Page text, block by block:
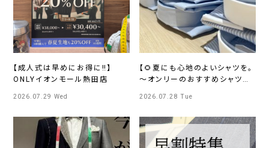
【成人式は早めにお得に‼️】
ONLYイオンモール熱田店
2026.07.29 Wed
【🌻夏にも心地のよいシャツを。
～オンリーのおすすめシャツ👔
2026.07.28 Tue